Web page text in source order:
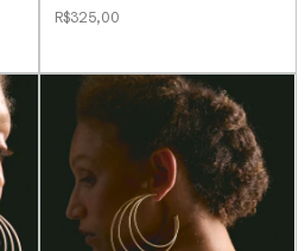
R$325,00